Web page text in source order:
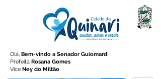
Olá, Bem-vindo a Senador Guiomard!
Prefeita Rosana Gomes
Vice Ney do Miltão